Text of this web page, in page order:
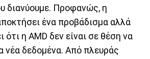
διανύουμε. Προφανώς, η
ένα προβάδισμα αλλά
ότι η AMD δεν είναι σε θέση να
νέα δεδομένα. Από πλευράς